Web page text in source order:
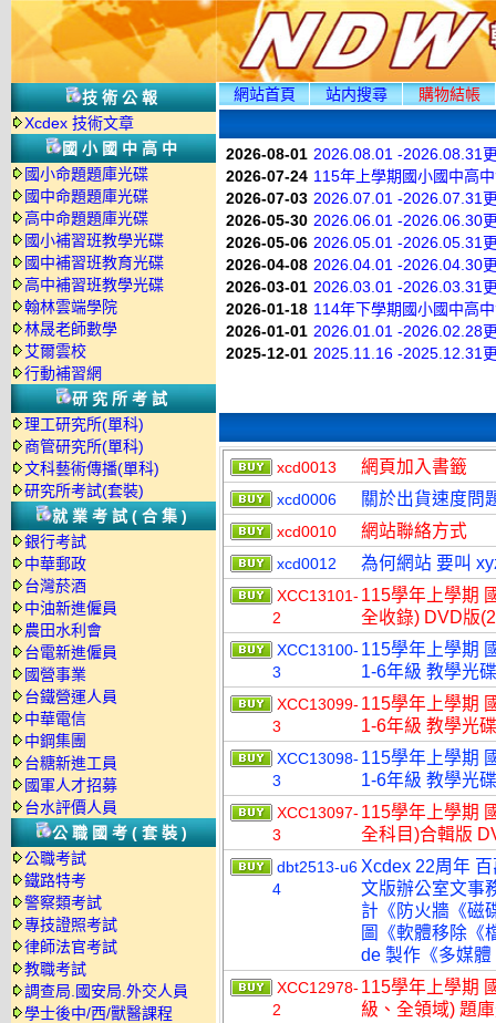
技術公報
Xcdex 技術文章
國小國中高中
國小命題題庫光碟
國中命題題庫光碟
高中命題題庫光碟
國小補習班教學光碟
國中補習班教育光碟
高中補習班教學光碟
翰林雲端學院
林晟老師數學
艾爾雲校
行動補習網
研究所考試
理工研究所(單科)
商管研究所(單科)
文科藝術傳播(單科)
研究所考試(套裝)
就業考試(合集)
銀行考試
中華郵政
台灣菸酒
中油新進僱員
農田水利會
台電新進僱員
國營事業
台鐵營運人員
中華電信
中鋼集團
台糖新進工員
國軍人才招募
台水評價人員
公職國考(套裝)
公職考試
鐵路特考
警察類考試
專技證照考試
律師法官考試
教職考試
調查局.國安局.外交人員
學士後中/西/獸醫課程
網站首頁 站内搜尋 購物結帳
2026-08-01 2026.08.01 -2026.08.31
2026-07-24 115年上學期國小國中高
2026-07-03 2026.07.01 -2026.07.31
2026-05-30 2026.06.01 -2026.06.30
2026-05-06 2026.05.01 -2026.05.31
2026-04-08 2026.04.01 -2026.04.30
2026-03-01 2026.03.01 -2026.03.31
2026-01-18 114年下學期國小國中高
2026-01-01 2026.01.01 -2026.02.28
2025-12-01 2025.11.16 -2025.12.31
xcd0013 網頁加入書籤
xcd0006 關於出貨速度問
xcd0010 網站聯絡方式
xcd0012 為何網站 要叫
XCC13101-
2
115學年上學期
全收錄) DVD版
XCC13100-
3
115學年上學期
1-6年級 教學光
XCC13099-
3
115學年上學期
1-6年級 教學光
XCC13098-
3
115學年上學期
1-6年級 教學光
XCC13097-
3
115學年上學期
全科目)合輯版
dbt2513-u6
4
Xcdex 22周年
文版辦公室文事
計《防火牆《磁
圖《軟體移除《
de 製作《多媒
XCC12978-
2
115學年上學期
級、全領域) 題